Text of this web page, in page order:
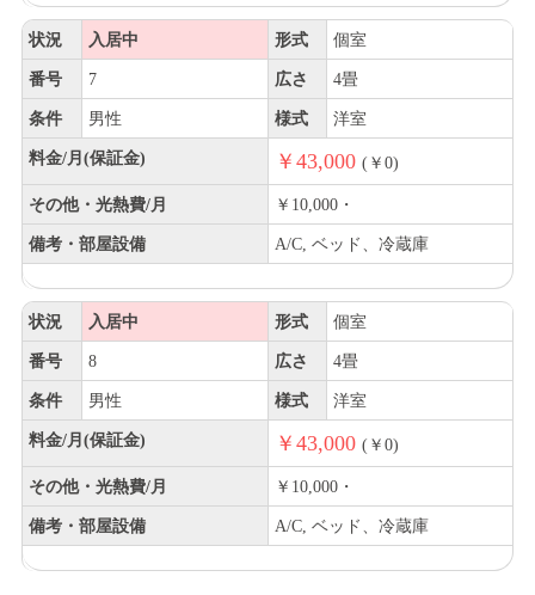
状況 入居中 形式 個室
番号 7 広さ 4畳
条件 男性 様式 洋室
料金/月(保証金) ￥43,000 (￥0)
その他・光熱費/月 ￥10,000・
備考・部屋設備 A/C, ベッド、冷蔵庫
状況 入居中 形式 個室
番号 8 広さ 4畳
条件 男性 様式 洋室
料金/月(保証金) ￥43,000 (￥0)
その他・光熱費/月 ￥10,000・
備考・部屋設備 A/C, ベッド、冷蔵庫